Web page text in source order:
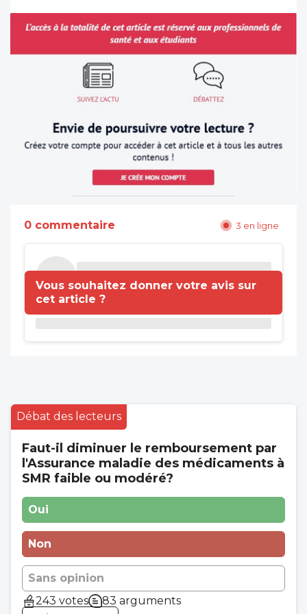
0 commentaire 3 en ligne
Vous souhaitez donner votre avis sur
cet article ?
Débat des lecteurs
Faut-il diminuer le remboursement par
l'Assurance maladie des médicaments à
SMR faible ou modéré?
Oui
Non
Sans opinion
243 votes
83 arguments